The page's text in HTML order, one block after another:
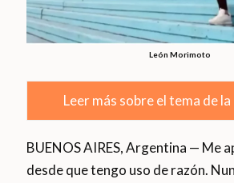
León Morimoto
Leer más sobre el tema de
BUENOS AIRES, Argentina — Me
desde que tengo uso de razón.